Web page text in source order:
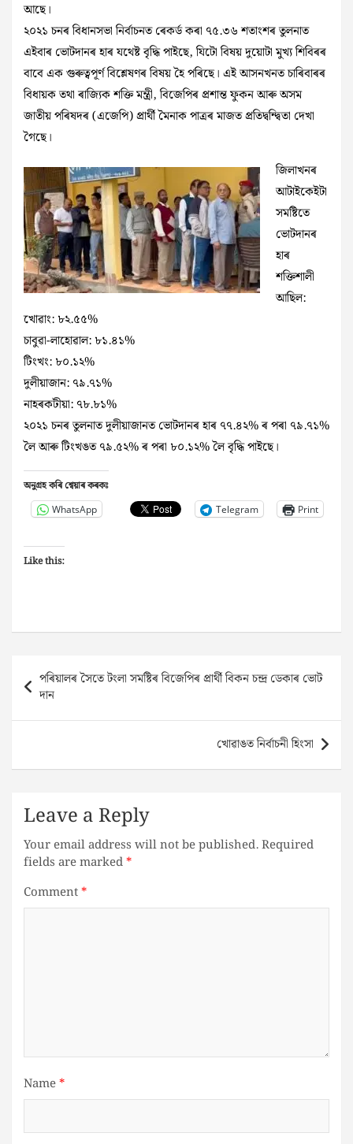
আছে।
২০২১ চনৰ বিধানসভা নিৰ্বাচনত ৰেকৰ্ড কৰা ৭৫.৩৬ শতাংশৰ তুলনাত
এইবাৰ ভোটদানৰ হাৰ যথেষ্ট বৃদ্ধি পাইছে, যিটো বিষয় দুয়োটা মুখ্য শিবিৰৰ
বাবে এক গুৰুত্বপূৰ্ণ বিশ্লেষণৰ বিষয় হৈ পৰিছে। এই আসনখনত চাৰিবাৰৰ
বিধায়ক তথা ৰাজ্যিক শক্তি মন্ত্ৰী, বিজেপিৰ প্ৰশান্ত ফুকন আৰু অসম
জাতীয় পৰিষদৰ (এজেপি) প্ৰাৰ্থী মৈনাক পাত্ৰৰ মাজত প্ৰতিদ্বন্দ্বিতা দেখা
গৈছে।
জিলাখনৰ
আটাইকেইটা
সমষ্টিতে
ভোটদানৰ
হাৰ
শক্তিশালী
আছিল:
​খোৱাং: ৮২.৫৫%
​চাবুৱা-লাহোৱাল: ৮১.৪১%
​টিংখং: ৮০.১২%
​দুলীয়াজান: ৭৯.৭১%
​নাহৰকটীয়া: ৭৮.৮১%
​২০২১ চনৰ তুলনাত দুলীয়াজানত ভোটদানৰ হাৰ ৭৭.৪২% ৰ পৰা ৭৯.৭১%
লৈ আৰু টিংখঙত ৭৯.৫২% ৰ পৰা ৮০.১২% লৈ বৃদ্ধি পাইছে।
অনুগ্ৰহ কৰি শ্বেয়াৰ কৰকঃ
WhatsApp Telegram Print
Like this:
Post
navigation
পৰিয়ালৰ সৈতে টংলা সমষ্টিৰ বিজেপিৰ প্ৰাৰ্থী বিকন চন্দ্ৰ ডেকাৰ ভোট
দান
খোৱাঙত নিৰ্বাচনী হিংসা
Leave a Reply
Your email address will not be published.Required
fields are marked*
Comment*
Name*